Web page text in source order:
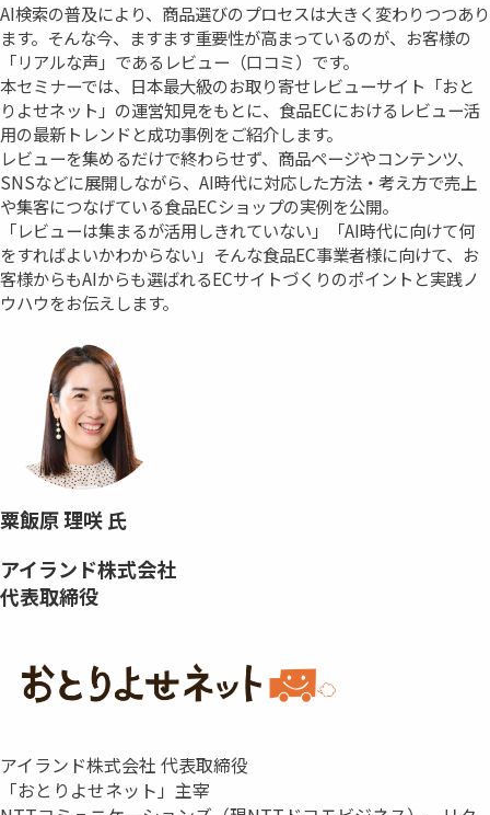
AI検索の普及により、商品選びのプロセスは大きく変わりつつあり
ます。そんな今、ますます重要性が高まっているのが、お客様の
「リアルな声」であるレビュー（口コミ）です。
本セミナーでは、日本最大級のお取り寄せレビューサイト「おと
りよせネット」の運営知見をもとに、食品ECにおけるレビュー活
用の最新トレンドと成功事例をご紹介します。
レビューを集めるだけで終わらせず、商品ページやコンテンツ、
SNSなどに展開しながら、AI時代に対応した方法・考え方で売上
や集客につなげている食品ECショップの実例を公開。
「レビューは集まるが活用しきれていない」「AI時代に向けて何
をすればよいかわからない」そんな食品EC事業者様に向けて、お
客様からもAIからも選ばれるECサイトづくりのポイントと実践ノ
ウハウをお伝えします。
粟飯原 理咲 氏
アイランド株式会社
代表取締役
アイランド株式会社 代表取締役
「おとりよせネット」主宰